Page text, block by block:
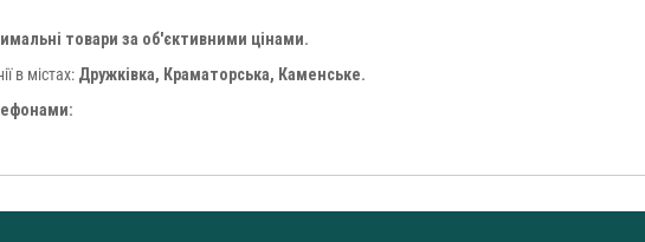
товари за об'єктивними цінами.
в містах: Дружківка, Краматорська, Каменське.